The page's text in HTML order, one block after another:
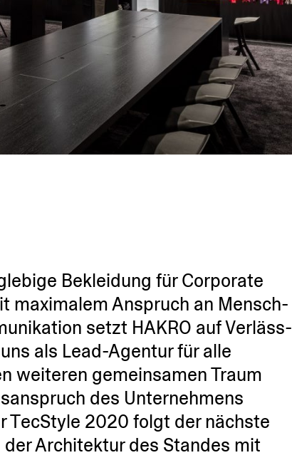
Bekleidung für Corporate
maximalem Anspruch an Mensch­
setzt HAKRO auf Verläss­
als Lead-Agentur für alle
weiteren gemein­samen Traum
des Unter­nehmens
TecStyle 2020 folgt der nächste
Archi­tektur des Standes mit